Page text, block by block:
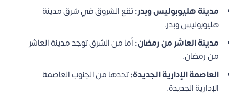
مدينة هليوبوليس وبدر:تقع الشروق في شرق مدينة
هليوبوليس وبدر.
مدينة العاشر من رمضان:أما من الشرق توجد مدينة العاشر
من رمضان.
العاصمة الإدارية الجديدة:تحدها من الجنوبالعاصمة
الإدارية الجديدة.